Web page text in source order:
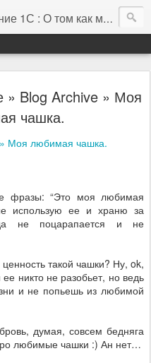
как мы это делаем. И не только про это.
» Blog Archive » Моя
чашка.
» Моя любимая чашка.
фразы: “Это моя любимая
использую ее и храню за
не поцарапается и не
такой чашки? Ну, ok,
никто не разобьет, но ведь
и не попьешь из любимой
думая, совсем бедняга
любимые чашки :) Ан нет…